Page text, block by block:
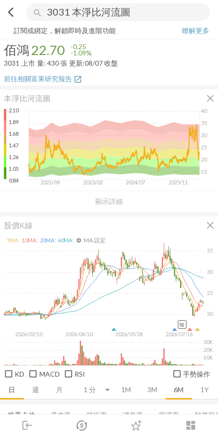
arrow_back_ios search
login dashboard
市場 登入
佰鴻 22.70-1.09%
訂閱或綁定，解鎖即時及進階功能
瞭解更多
佰鴻22.70 -0.25
-1.09%
3031
上市 量: 430張 更新:08/07 收盤
前往相關富果研究報告 open_in_new
本淨比河流圖 close
顯示詳細
2.10
1.89
1.68
1.47
1.26
1.05
0.84
2021/09 2023/02 2024/07 2025/11
15
20
25
30
35
40
股價K線 close
日 週 月 1M 3M 6M 1Y
2026/02/10 2026/04/10 2026/05/28 2026/07/16
20
25
30
35
10K
20K
30K
5MA: 10MA: 20MA: 60MA: settings MA 設定
除
KD MACD RSI 手勢操作
推薦卡片 基本面 技術面 消息面 籌碼面 財務報